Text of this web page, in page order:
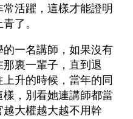
活躍，這樣才能證明
了。
一名講師，如果沒有
裏一輩子，直到退
升的時候，當年的同
，別看她連講師都當
大權越大越不用幹